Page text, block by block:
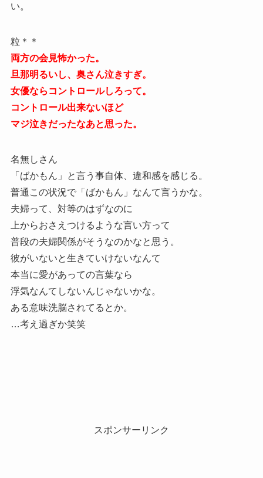
い。
粒＊＊
両方の会見怖かった。
旦那明るいし、奥さん泣きすぎ。
女優ならコントロールしろって。
コントロール出来ないほど
マジ泣きだったなあと思った。
名無しさん
「ばかもん」と言う事自体、違和感を感じる。
普通この状況で「ばかもん」なんて言うかな。
夫婦って、対等のはずなのに
上からおさえつけるような言い方って
普段の夫婦関係がそうなのかなと思う。
彼がいないと生きていけないなんて
本当に愛があっての言葉なら
浮気なんてしないんじゃないかな。
ある意味洗脳されてるとか。
…考え過ぎか笑笑
スポンサーリンク